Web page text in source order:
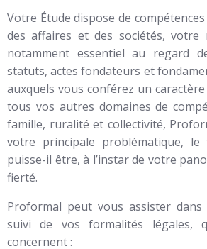
Votre Étude dispose de
des affaires et des sociétés, votre
notamment essentiel au regard
statuts, actes fondateurs et
auxquels vous conférez un
tous vos autres domaines de
famille, ruralité et collectivité,
votre principale problématique, le
puisse-il être, à l’instar de votre
fierté.
Proformal peut vous assister
suivi de vos formalités légales,
concernent :